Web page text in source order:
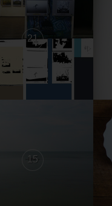
21
15